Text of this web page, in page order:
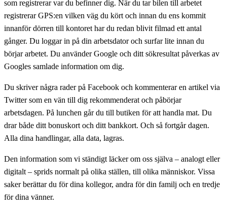
som registrerar var du befinner dig. När du tar bilen till arbetet
registrerar GPS:en vilken väg du kört och innan du ens kommit
innanför dörren till kontoret har du redan blivit filmad ett antal
gånger. Du loggar in på din arbetsdator och surfar lite innan du
börjar arbetet. Du använder Google och ditt sökresultat påverkas av
Googles samlade information om dig.
Du skriver några rader på Facebook och kommenterar en artikel via
Twitter som en vän till dig rekommenderat och påbörjar
arbetsdagen. På lunchen går du till butiken för att handla mat. Du
drar både ditt bonuskort och ditt bankkort. Och så fortgår dagen.
Alla dina handlingar, alla data, lagras.
Den information som vi ständigt läcker om oss själva – analogt eller
digitalt – sprids normalt på olika ställen, till olika människor. Vissa
saker berättar du för dina kollegor, andra för din familj och en tredje
för dina vänner.